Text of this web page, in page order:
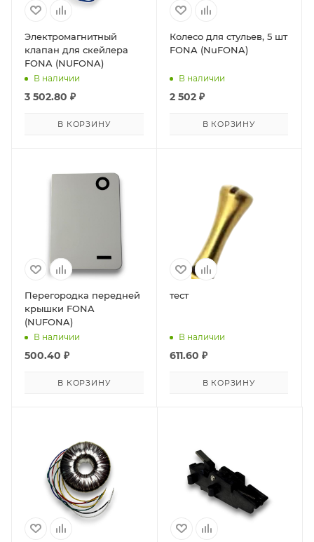
Электромагнитный
клапан для скейлера
FONA (NUFONA)
В наличии
3 502.80 ₽
В КОРЗИНУ
Колесо для стульев, 5 шт
FONA (NuFONA)
В наличии
2 502₽
В КОРЗИНУ
Перегородка передней
крышки FONA
(NUFONA)
В наличии
500.40 ₽
В КОРЗИНУ
тест
В наличии
611.60 ₽
В КОРЗИНУ